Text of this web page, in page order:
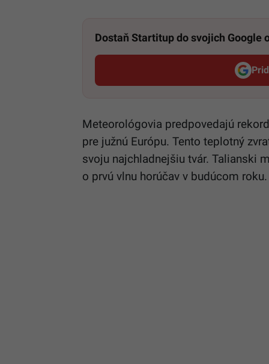
Dostaň Startitup do svojich Google
Meteorológovia predpovedajú
pre južnú Európu. Tento teplotný
svoju najchladnejšiu tvár. Talianski
o prvú vlnu horúčav v budúcom roku.